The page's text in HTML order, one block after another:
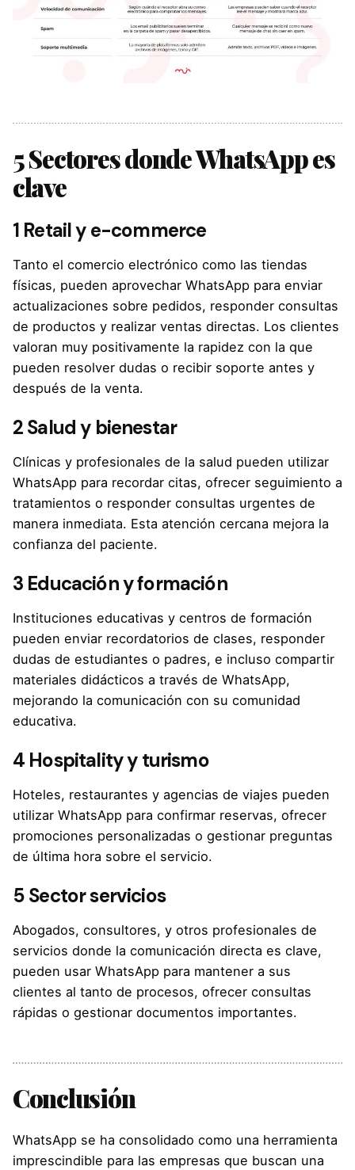
5 Sectores donde WhatsApp es
clave
1 Retail y e-commerce
Tanto el comercio electrónico como las tiendas
físicas, pueden aprovechar WhatsApp para enviar
actualizaciones sobre pedidos, responder consultas
de productos y realizar ventas directas. Los clientes
valoran muy positivamente la rapidez con la que
pueden resolver dudas o recibir soporte antes y
después de la venta.
2 Salud y bienestar
Clínicas y profesionales de la salud pueden utilizar
WhatsApp para recordar citas, ofrecer seguimiento a
tratamientos o responder consultas urgentes de
manera inmediata. Esta atención cercana mejora la
confianza del paciente.
3 Educación y formación
Instituciones educativas y centros de formación
pueden enviar recordatorios de clases, responder
dudas de estudiantes o padres, e incluso compartir
materiales didácticos a través de WhatsApp,
mejorando la comunicación con su comunidad
educativa.
4 Hospitality y turismo
Hoteles, restaurantes y agencias de viajes pueden
utilizar WhatsApp para confirmar reservas, ofrecer
promociones personalizadas o gestionar preguntas
de última hora sobre el servicio.
5 Sector servicios
Abogados, consultores, y otros profesionales de
servicios donde la comunicación directa es clave,
pueden usar WhatsApp para mantener a sus
clientes al tanto de procesos, ofrecer consultas
rápidas o gestionar documentos importantes.
Conclusión
WhatsApp se ha consolidado como una herramienta
imprescindible para las empresas que buscan una